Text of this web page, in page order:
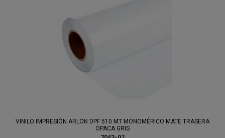
VINILO IMPRESIÓN ARLON DPF 510 MT MONOMÉRICO MATE TRASERA
OPACA GRIS